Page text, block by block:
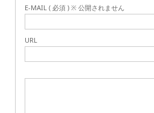
E-MAIL ( 必須 ) ※ 公開されません
URL